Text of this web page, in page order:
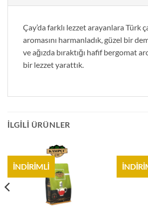
Çay’da farklı lezzet arayanlara Türk
aromasını harmanladık, güzel bir
ve ağızda bıraktığı hafif bergomat
bir lezzet yarattık.
İLGILI ÜRÜNLER
İNDİRİMLİ